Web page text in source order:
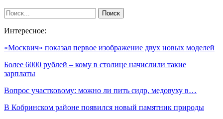
Интересное:
«Москвич» показал первое изображение двух новых моделей
Более 6000 рублей – кому в столице начислили такие
зарплаты
Вопрос участковому: можно ли пить сидр, медовуху в…
В Кобринском районе появился новый памятник природы